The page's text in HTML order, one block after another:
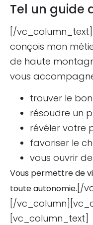
Tel un guide
[/
conçois mon
de haute
vous
trouver le
résoudre un
révéler votre
favoriser le
vous ouvrir
Vous permettre de
toute autonomie.[/
[/
[vc_column_text]